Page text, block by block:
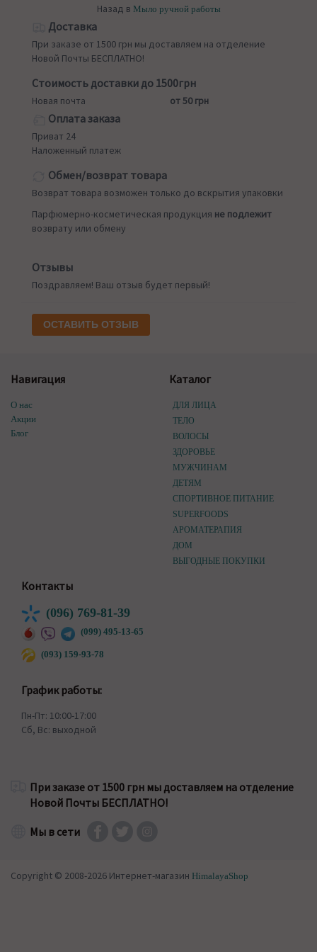
Назад в Мыло ручной работы
Доставка
При заказе от 1500 грн мы доставляем на отделение
Новой Почты БЕСПЛАТНО!
Стоимость доставки до 1500грн
Новая почта от 50 грн
Оплата заказа
Приват 24
Наложенный платеж
Обмен/возврат товара
Возврат товара возможен только до вскрытия упаковки
Парфюмерно-косметическая продукция не подлежит
возврату или обмену
Отзывы
Поздравляем! Ваш отзыв будет первый!
ОСТАВИТЬ ОТЗЫВ
Навигация
О нас
Акции
Блог
Каталог
ДЛЯ ЛИЦА
ТЕЛО
ВОЛОСЫ
ЗДОРОВЬЕ
МУЖЧИНАМ
ДЕТЯМ
СПОРТИВНОЕ ПИТАНИЕ
SUPERFOODS
АРОМАТЕРАПИЯ
ДОМ
ВЫГОДНЫЕ ПОКУПКИ
Контакты
(096) 769-81-39
(099) 495-13-65
(093) 159-93-78
График работы:
Пн-Пт: 10:00-17:00
Сб, Вс: выходной
При заказе от 1500 грн мы доставляем на отделение
Новой Почты БЕСПЛАТНО!
Мы в сети
Copyright © 2008-2026 Интернет-магазин HimalayaShop